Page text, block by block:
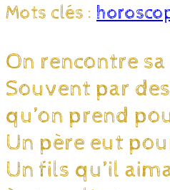
Mots clés :
On rencontre
Souvent par
qu’on prend
Un père eut
Un fils qu’il